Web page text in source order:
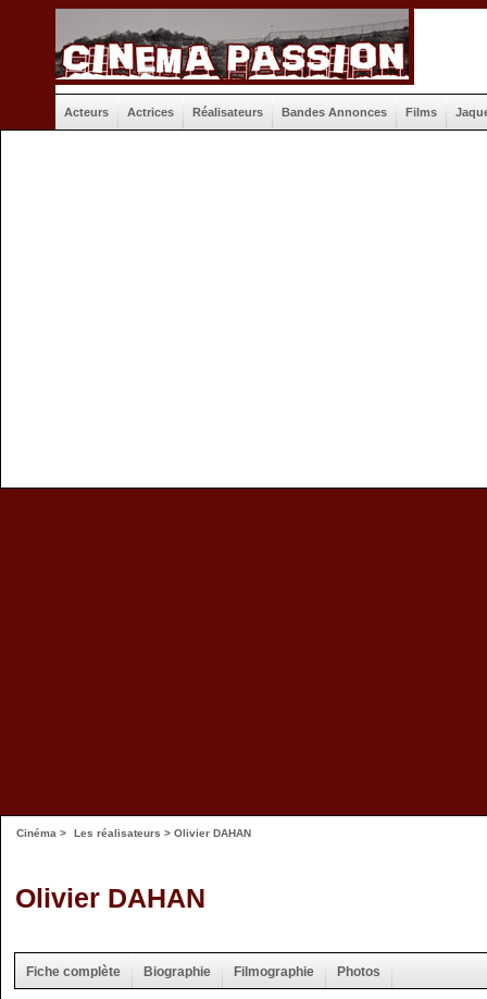
Acteurs Actrices Réalisateurs Bandes Annonces Films
Cinéma > Les réalisateurs > Olivier DAHAN
Olivier DAHAN
Fiche complète Biographie Filmographie Photos